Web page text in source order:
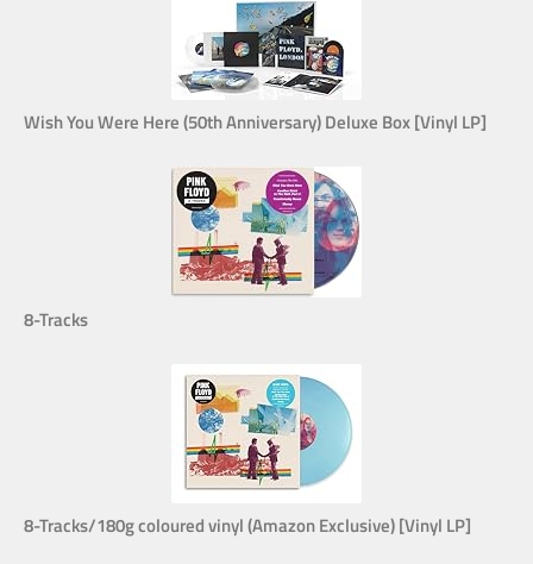
Wish You Were Here (50th Anniversary) Deluxe Box [Vinyl LP]
8-Tracks
8-Tracks/180g coloured vinyl (Amazon Exclusive) [Vinyl LP]